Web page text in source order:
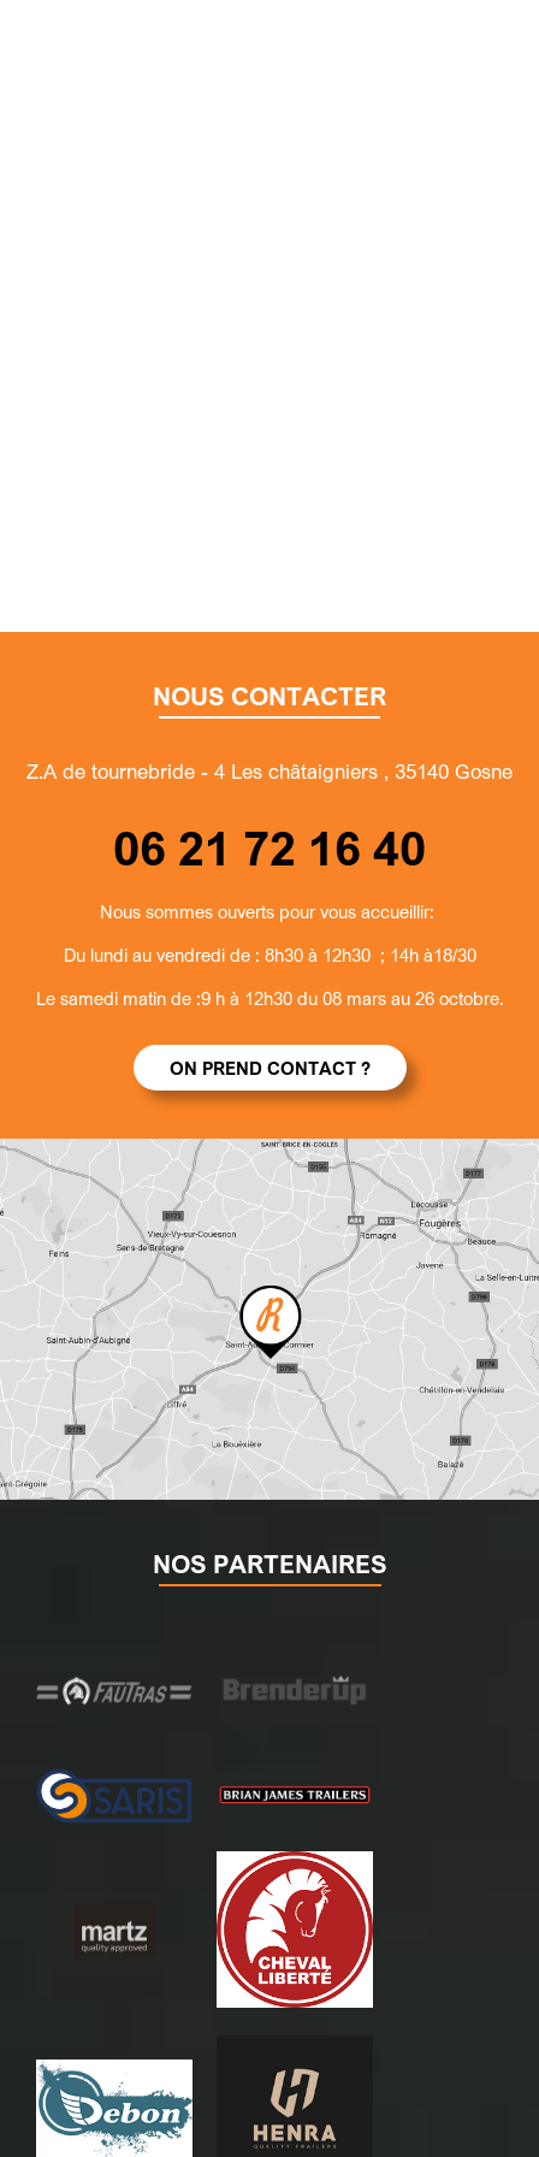
NOUS CONTACTER
Z.A de tournebride - 4 Les châtaigniers , 35140 Gosne
06 21 72 16 40
Nous sommes ouverts pour vous accueillir:
Du lundi au vendredi de : 8h30 à 12h30 ; 14h à18/30
Le samedi matin de :9 h à 12h30 du 08 mars au 26 octobre.
ON PREND CONTACT ?
NOS PARTENAIRES